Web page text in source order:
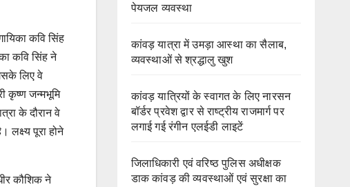
कवि सिंह
कवि सिंह ने
लिए वे
कृष्ण जन्मभूमि
के दौरान वे
लक्ष्य पूरा होने
कौशिक ने
पेयजल व्यवस्था
कांवड़ यात्रा में उमड़ा आस्था का सैलाब,
व्यवस्थाओं से श्रद्धालु खुश
कांवड़ यात्रियों के स्वागत के लिए नारसन
बॉर्डर प्रवेश द्वार से राष्ट्रीय राजमार्ग पर
लगाई गई रंगीन एलईडी लाइटें
जिलाधिकारी एवं वरिष्ठ पुलिस अधीक्षक
डाक कांवड़ की व्यवस्थाओं एवं सुरक्षा का